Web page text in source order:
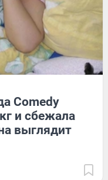
Comedy
и сбежала
выглядит